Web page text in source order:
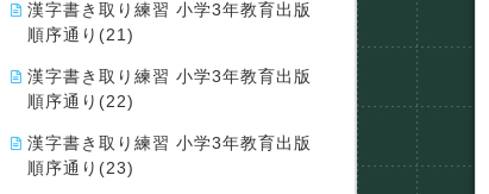
漢字書き取り練習 小学3年教育出版
順序通り(21)
漢字書き取り練習 小学3年教育出版
順序通り(22)
漢字書き取り練習 小学3年教育出版
順序通り(23)